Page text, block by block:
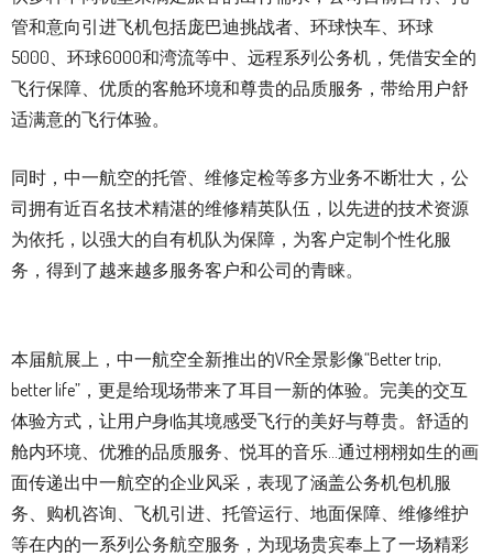
管和意向引进飞机包括庞巴迪挑战者、环球快车、环球
5000、环球6000和湾流等中、远程系列公务机，凭借安全的
飞行保障、优质的客舱环境和尊贵的品质服务，带给用户舒
适满意的飞行体验。
同时，中一航空的托管、维修定检等多方业务不断壮大，公
司拥有近百名技术精湛的维修精英队伍，以先进的技术资源
为依托，以强大的自有机队为保障，为客户定制个性化服
务，得到了越来越多服务客户和公司的青睐。
本届航展上，中一航空全新推出的VR全景影像“Better trip,
better life”，更是给现场带来了耳目一新的体验。完美的交互
体验方式，让用户身临其境感受飞行的美好与尊贵。舒适的
舱内环境、优雅的品质服务、悦耳的音乐…通过栩栩如生的画
面传递出中一航空的企业风采，表现了涵盖公务机包机服
务、购机咨询、飞机引进、托管运行、地面保障、维修维护
等在内的一系列公务航空服务，为现场贵宾奉上了一场精彩